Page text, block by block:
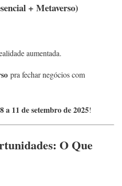
+ Metaverso)
aumentada.
pra fechar negócios com
8 a 11 de setembro de 2025!
O Que